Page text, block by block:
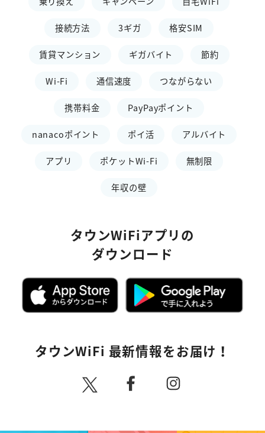
接続方法 3ギガ 格安SIM
賃貸マンション ギガバイト 節約
Wi-Fi 通信速度 つながらない
携帯料金 PayPayポイント
nanacoポイント ポイ活 アルバイト
アプリ ポケットWi-Fi 無制限
年収の壁
タウンWiFiアプリの
ダウンロード
タウンWiFi 最新情報をお届け！